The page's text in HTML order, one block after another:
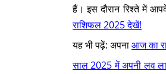
हैं। इस दौरान रिश्ते में
राशिफल 2025 देखें!
यह भी पढ़ें: अपनाआज का
साल 2025 में अपनी लव